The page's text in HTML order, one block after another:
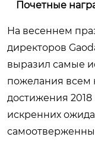
Почетные
На весеннем
директоров
выразил самые
пожелания всем
достижения 2018
искренних